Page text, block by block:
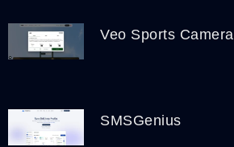
Veo Sports Camera
SMSGenius